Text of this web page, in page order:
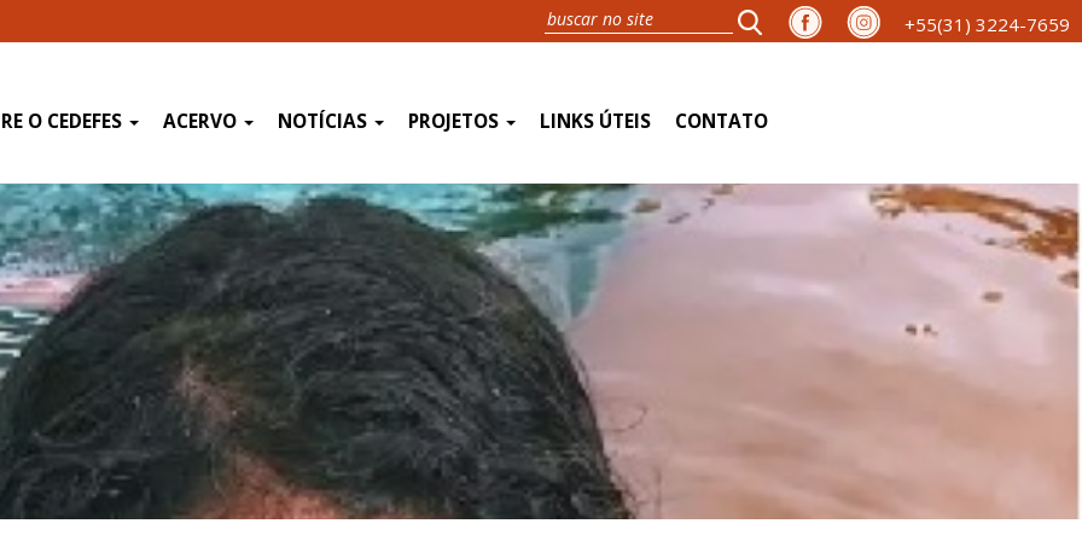
+55(31) 3224-7659
O CEDEFES ACERVO NOTÍCIAS PROJETOS LINKS ÚTEIS CONTATO